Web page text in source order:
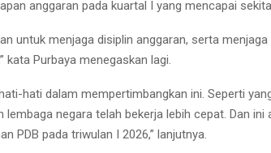
anggaran pada kuartal I yang mencapai
untuk menjaga disiplin anggaran, serta
kata Purbaya menegaskan lagi.
hati dalam mempertimbangkan ini. Seperti
lembaga negara telah bekerja lebih cepat. Dan
PDB pada triwulan I 2026,” lanjutnya.